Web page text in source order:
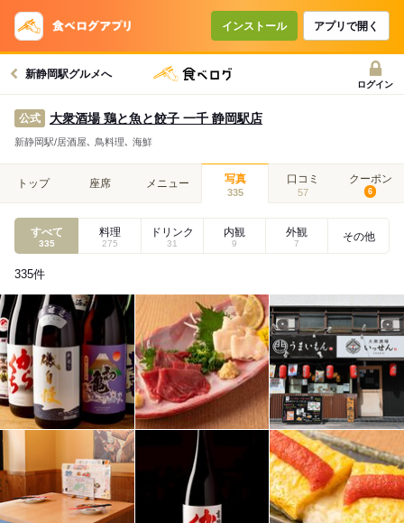
インストール アプリで開く
新静岡駅グルメへ
ログイン
公式 大衆酒場 鶏と魚と餃子 一千 静岡駅店
新静岡駅/居酒屋､ 鳥料理､ 海鮮
トップ 座席 メニュー 写真
335
口コミ
57
クーポン
6
すべて
335
料理
275
ドリンク
31
内観
9
外観
7
その他
335件